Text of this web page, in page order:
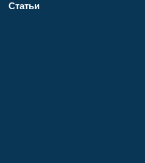
Статьи